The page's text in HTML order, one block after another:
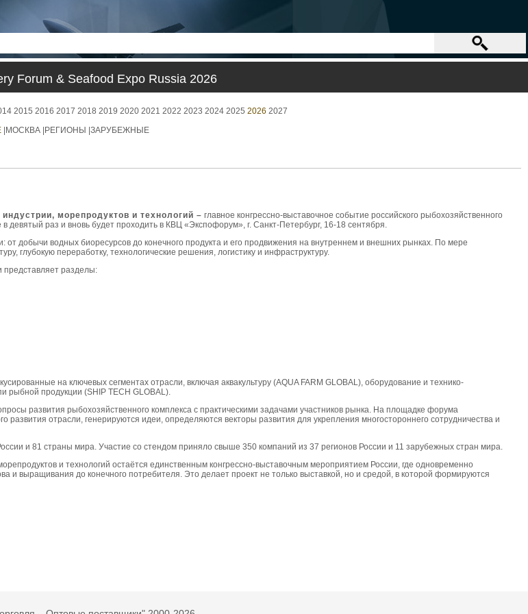
Forum & Seafood Expo Russia 2026
2015 2016 2017 2018 2019 2020 2021 2022 2023 2024 2025 2026 2027
МОСКВА РЕГИОНЫ ЗАРУБЕЖНЫЕ
морепродуктов и технологий – главное конгрессно-выставочное событие российского рыбохозяйственного
девятый раз и вновь будет проходить в КВЦ «Экспофорум», г. Санкт-Петербург, 16-18 сентября.
добычи водных биоресурсов до конечного продукта и его продвижения на внутреннем и внешних рынках. По мере
глубокую переработку, технологические решения, логистику и инфраструктуру.
представляет разделы:
на ключевых сегментах отрасли, включая аквакультуру (AQUA FARM GLOBAL), оборудование и технико-
рыбной продукции (SHIP TECH GLOBAL).
развития рыбохозяйственного комплекса с практическими задачами участников рынка. На площадке форума
развития отрасли, генерируются идеи, определяются векторы развития для укрепления многостороннего сотрудничества и
и 81 страны мира. Участие со стендом приняло свыше 350 компаний из 37 регионов России и 11 зарубежных стран мира.
и технологий остаётся единственным конгрессно-выставочным мероприятием России, где одновременно
и выращивания до конечного потребителя. Это делает проект не только выставкой, но и средой, в которой формируются